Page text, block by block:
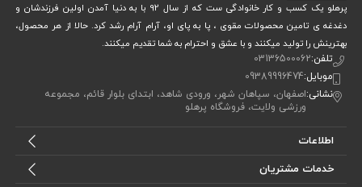
پرهلو یک کسب و کار خانوادگی ست که از سال 92 با به دنیا آمدن اولین فرزندشان و
دغدغه ی تامین محصولات مقوی ، پا به پای او، آرام آرام رشد کرد. حالا از هر محصول،
بهترینش را تولید میکنند و با عشق و احترام به شما تقدیم میکنند.
تلفن:03136500062
موبایل:09389996474
نشانی:اصفهان، سپاهان شهر، ورودی شاهد، ابتدای بلوار قائم، مجموعه
ورزشی ولایت، فروشگاه پرهلو
اطلاعات
خدمات مشتریان